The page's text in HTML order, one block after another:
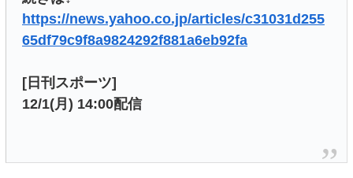
https://news.yahoo.co.jp/articles/c31031d255
65df79c9f8a9824292f881a6eb92fa
[日刊スポーツ]
12/1(月) 14:00配信